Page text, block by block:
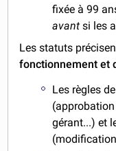
fixée à 99
avantsi les
Les statuts
fonctionnement et
Les règles
gérant...) et